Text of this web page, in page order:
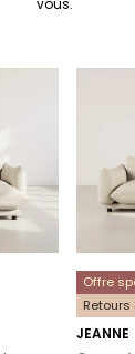
Offre
JEANNE